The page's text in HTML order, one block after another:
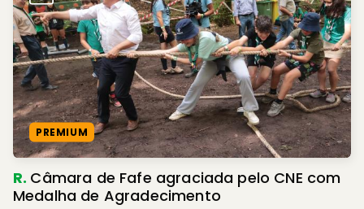
PREMIUM
R. Câmara de Fafe agraciada pelo CNE com
Medalha de Agradecimento